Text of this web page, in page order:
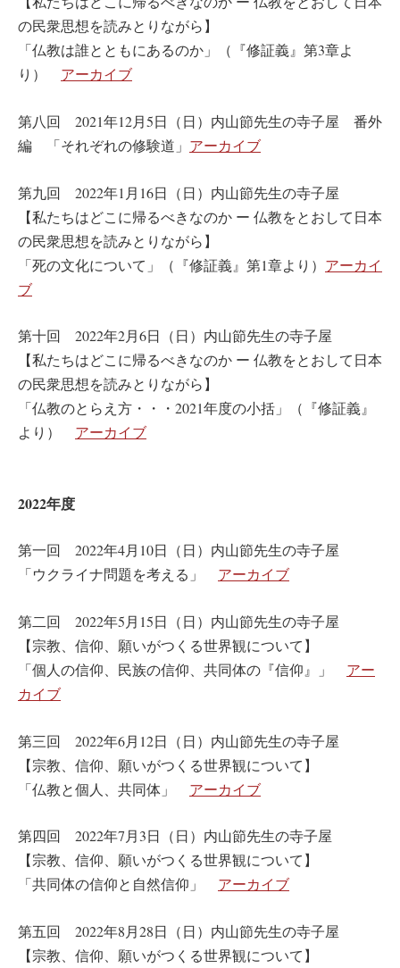
の民衆思想を読みとりながら】
「仏教は誰とともにあるのか」（『修証義』第3章よ
り） アーカイブ
第八回 2021年12月5日（日）内山節先生の寺子屋 番外
編 「それぞれの修験道」 アーカイブ
第九回 2022年1月16日（日）内山節先生の寺子屋
【私たちはどこに帰るべきなのか ー 仏教をとおして日本
の民衆思想を読みとりながら】
「死の文化について」（『修証義』第1章より） アーカイ
ブ
第十回 2022年2月6日（日）内山節先生の寺子屋
【私たちはどこに帰るべきなのか ー 仏教をとおして日本
の民衆思想を読みとりながら】
「仏教のとらえ方・・・2021年度の小括」（『修証義』
より） アーカイブ
2022年度
第一回 2022年4月10日（日）内山節先生の寺子屋
「ウクライナ問題を考える」 アーカイブ
第二回 2022年5月15日（日）内山節先生の寺子屋
【宗教、信仰、願いがつくる世界観について】
「個人の信仰、民族の信仰、共同体の『信仰』」 アー
カイブ
第三回 2022年6月12日（日）内山節先生の寺子屋
【宗教、信仰、願いがつくる世界観について】
「仏教と個人、共同体」 アーカイブ
第四回 2022年7月3日（日）内山節先生の寺子屋
【宗教、信仰、願いがつくる世界観について】
「共同体の信仰と自然信仰」 アーカイブ
第五回 2022年8月28日（日）内山節先生の寺子屋
【宗教、信仰、願いがつくる世界観について】